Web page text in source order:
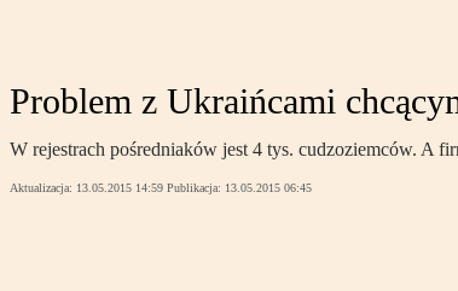
Problem z Ukraińcami
W rejestrach pośredniaków jest 4 tys. cudzoziemców. A
Aktualizacja: 13.05.2015 14:59 Publikacja: 13.05.2015 06:45